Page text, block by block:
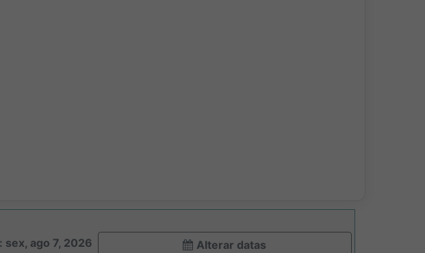
ago 7, 2026 Alterar datas